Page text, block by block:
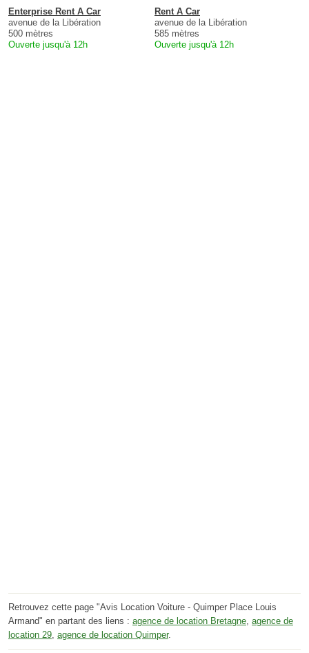
Enterprise Rent A Car
avenue de la Libération
500 mètres
Ouverte jusqu'à 12h
Rent A Car
avenue de la Libération
585 mètres
Ouverte jusqu'à 12h
Retrouvez cette page "Avis Location Voiture - Quimper Place Louis
Armand" en partant des liens : agence de location Bretagne, agence de
location 29, agence de location Quimper.